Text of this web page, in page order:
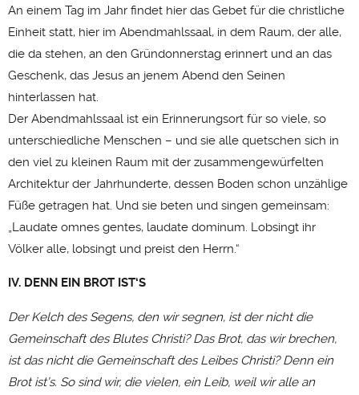
An einem Tag im Jahr findet hier das Gebet für die christliche
Einheit statt, hier im Abendmahlssaal, in dem Raum, der alle,
die da stehen, an den Gründonnerstag erinnert und an das
Geschenk, das Jesus an jenem Abend den Seinen
hinterlassen hat.
Der Abendmahlssaal ist ein Erinnerungsort für so viele, so
unterschiedliche Menschen – und sie alle quetschen sich in
den viel zu kleinen Raum mit der zusammengewürfelten
Architektur der Jahrhunderte, dessen Boden schon unzählige
Füße getragen hat. Und sie beten und singen gemeinsam:
„Laudate omnes gentes, laudate dominum. Lobsingt ihr
Völker alle, lobsingt und preist den Herrn.“
IV. DENN EIN BROT IST‘S
Der Kelch des Segens, den wir segnen, ist der nicht die
Gemeinschaft des Blutes Christi? Das Brot, das wir brechen,
ist das nicht die Gemeinschaft des Leibes Christi? Denn ein
Brot ist’s. So sind wir, die vielen, ein Leib, weil wir alle an